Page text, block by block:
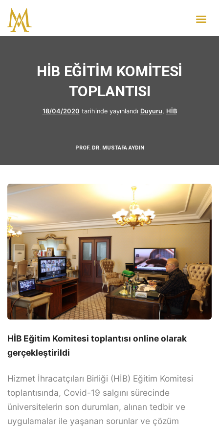
HİB EĞİTİM KOMİTESİ
TOPLANTISI
18/04/2020 tarihinde yayınlandı Duyuru, HİB
PROF. DR. MUSTAFA AYDIN
HİB Eğitim Komitesi toplantısı online olarak
gerçekleştirildi
Hizmet İhracatçıları Birliği (HİB) Eğitim Komitesi
toplantısında, Covid-19 salgını sürecinde
üniversitelerin son durumları, alınan tedbir ve
uygulamalar ile yaşanan sorunlar ve çözüm